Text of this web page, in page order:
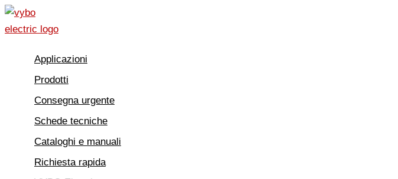
Vai
al
Applicazioni
Prodotti
Consegna urgente
Schede tecniche
Cataloghi e manuali
Richiesta rapida